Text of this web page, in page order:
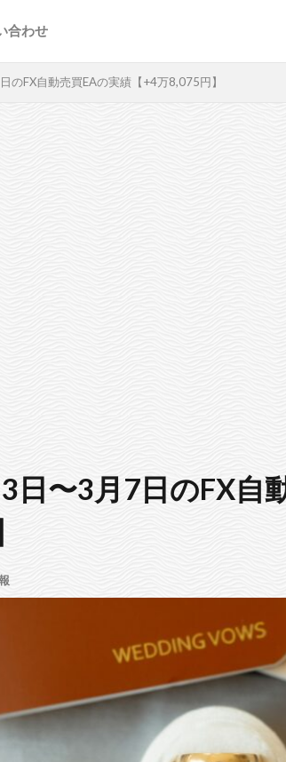
合わせ
のFX自動売買EAの実績【+4万8,075円】
日〜3月7日のFX自